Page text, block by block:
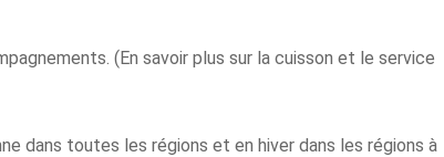
(En savoir plus sur la cuisson et le service
dans toutes les régions et en hiver dans les régions à